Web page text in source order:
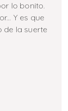
lo bonito.
Y es que
de la suerte